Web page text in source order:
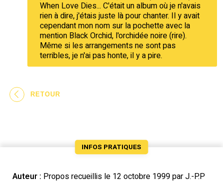
When Love Dies... C'était un album où je n'avais
rien à dire, j'étais juste là pour chanter. Il y avait
cependant mon nom sur la pochette avec la
mention Black Orchid, l'orchidée noire (rire).
Même si les arrangements ne sont pas
terribles, je n'ai pas honte, il y a pire.
RETOUR
INFOS PRATIQUES
Auteur : Propos recueillis le 12 octobre 1999 par J.-P.P